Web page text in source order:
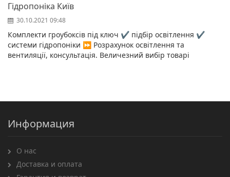
Гідропоніка Київ
30.10.2021 09:48
Комплекти гроубоксів під ключ ✔️ підбір освітлення ✔️
системи гідропоніки ⏩ Розрахунок освітлення та
вентиляції, консультація. Величезний вибір товарі
Информация
О нас
Доставка и оплата